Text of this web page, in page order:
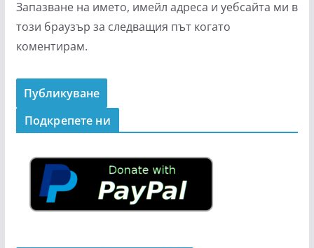
Запазване на името, имейл адреса и уебсайта ми в
този браузър за следващия път когато
коментирам.
Подкрепeте ни